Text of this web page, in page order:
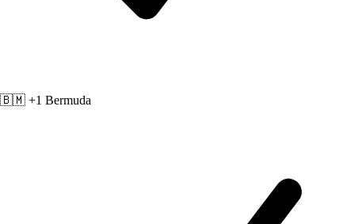
🇧🇲 +1 Bermuda